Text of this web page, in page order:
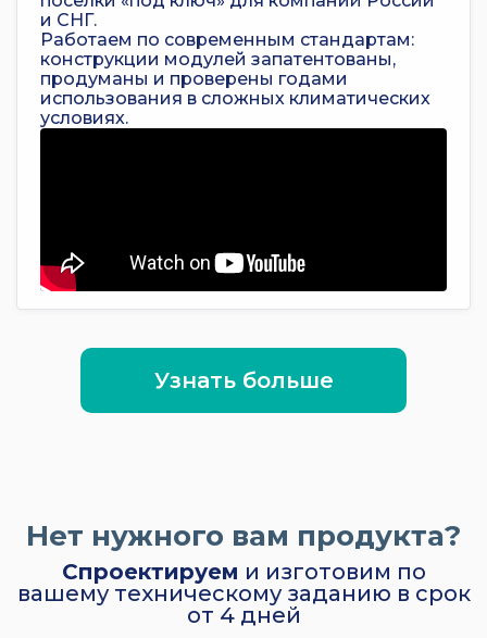
и СНГ.
Работаем по современным стандартам:
конструкции модулей запатентованы,
продуманы и проверены годами
использования в сложных климатических
условиях.
Узнать больше
Нет нужного вам продукта?
Спроектируем и изготовим по
вашему техническому заданию в срок
от 4 дней